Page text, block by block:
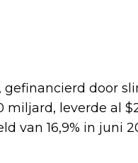
gefinancierd door
miljard, leverde al
van 16,9% in juni